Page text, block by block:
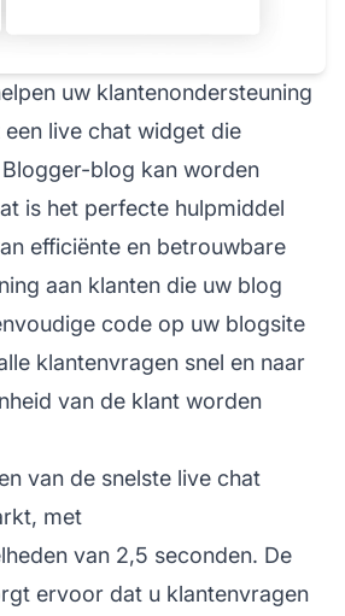
uw klantenondersteuning
live chat widget die
blog kan worden
is het perfecte hulpmiddel
efficiënte en betrouwbare
aan klanten die uw blog
code op uw blogsite
klantenvragen snel en naar
van de klant worden
van de snelste live chat
met
van 2,5 seconden. De
ervoor dat u klantenvragen